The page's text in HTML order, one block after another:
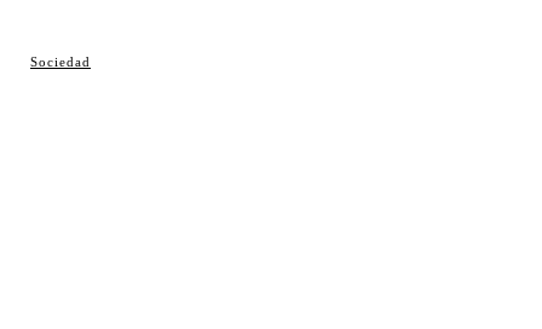
Sociedad